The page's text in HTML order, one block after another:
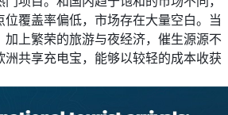
覆盖率偏低，市场存在大量空白。当
上繁荣的旅游与夜经济，催生源源不
共享充电宝，能够以较轻的成本收获